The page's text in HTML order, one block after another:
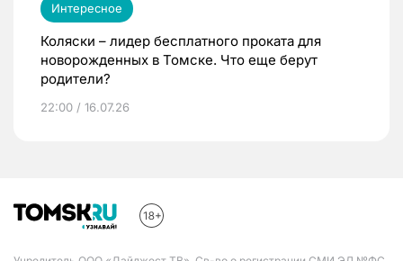
Интересное
Коляски – лидер бесплатного проката для
новорожденных в Томске. Что еще берут
родители?
22:00 / 16.07.26